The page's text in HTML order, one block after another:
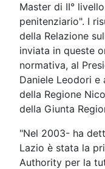
Master di II°
penitenziario". I
della Relazione
inviata in queste
normativa, al
Daniele Leodori
della Regione
della Giunta
"Nel 2003- ha
Lazio è stata la
Authority per la